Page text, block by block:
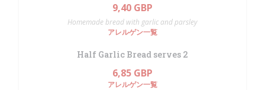
9,40 GBP
Homemade bread with garlic and parsley
アレルゲン一覧
Half Garlic Bread serves 2
6,85 GBP
アレルゲン一覧